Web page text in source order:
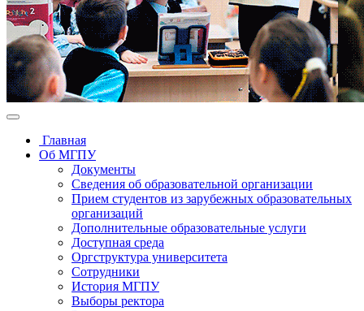
Главная
Об МГПУ
Документы
Сведения об образовательной организации
Прием студентов из зарубежных образовательных
организаций
Дополнительные образовательные услуги
Доступная среда
Оргструктура университета
Сотрудники
История МГПУ
Выборы ректора